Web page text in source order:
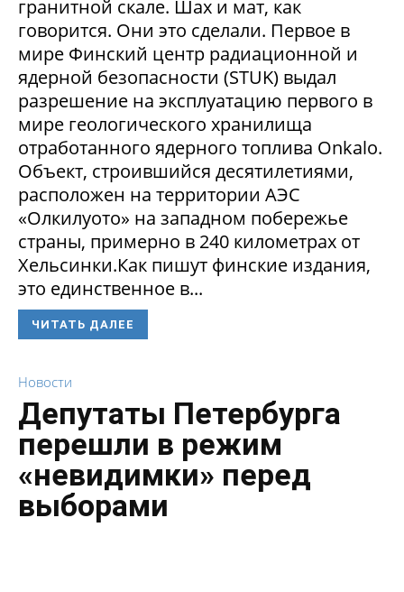
гранитной скале. Шах и мат, как
говорится. Они это сделали. Первое в
мире Финский центр радиационной и
ядерной безопасности (STUK) выдал
разрешение на эксплуатацию первого в
мире геологического хранилища
отработанного ядерного топлива Onkalo.
Объект, строившийся десятилетиями,
расположен на территории АЭС
«Олкилуото» на западном побережье
страны, примерно в 240 километрах от
Хельсинки.Как пишут финские издания,
это единственное в...
ЧИТАТЬ ДАЛЕЕ
Новости
Депутаты Петербурга
перешли в режим
«невидимки» перед
выборами